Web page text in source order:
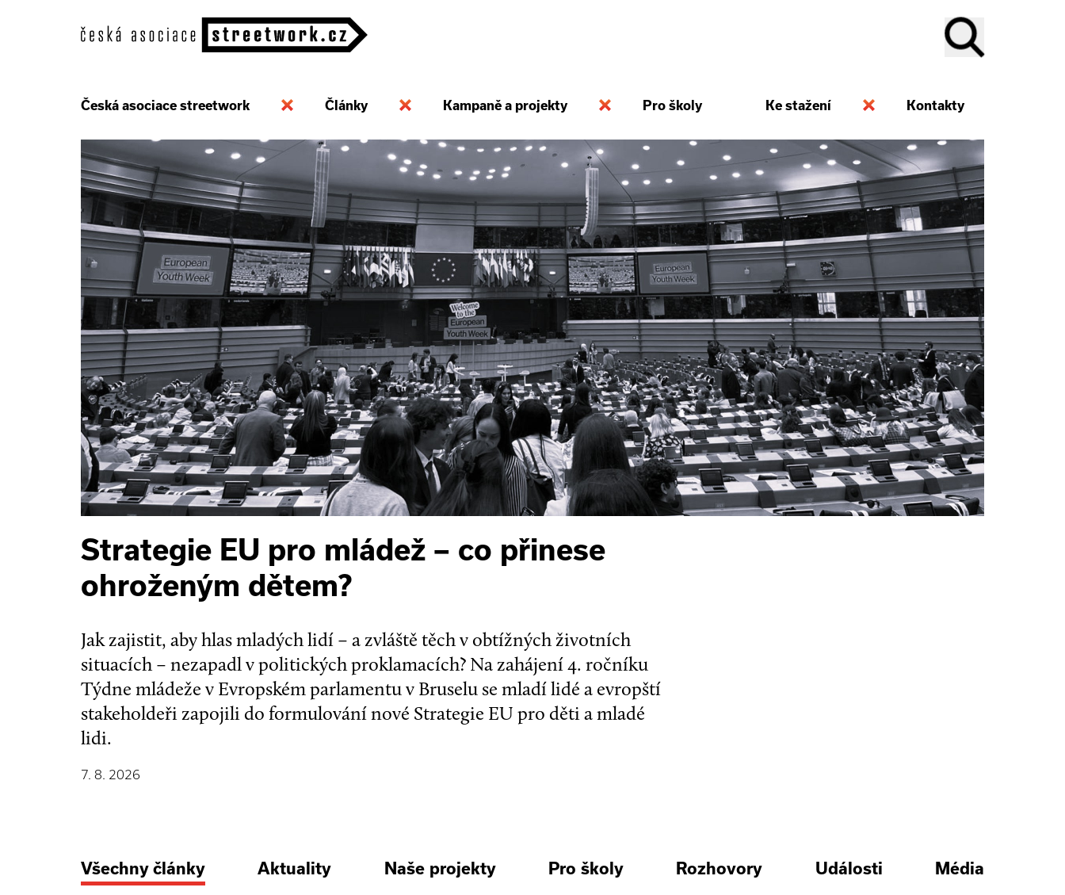
Česká asociace streetwork Články Kampaně a projekty Pro školy Ke stažení Kontakty
Strategie EU pro mládež – co přinese
ohroženým dětem?
Jak zajistit, aby hlas mladých lidí – a zvláště těch v obtížných životních
situacích – nezapadl v politických proklamacích? Na zahájení 4. ročníku
Týdne mládeže v Evropském parlamentu v Bruselu se mladí lidé a evropští
stakeholdeři zapojili do formulování nové Strategie EU pro děti a mladé
lidi.
7. 8. 2026
Všechny články Aktuality Naše projekty Pro školy Rozhovory Události Média